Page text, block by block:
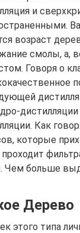
и
возраст
смолы, а,
Говоря о
Как
которые
Чем больше
Дерево
этого типа